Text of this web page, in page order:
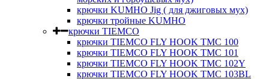
крючки KUMHO Jig ( для джиговых мух)
крючки тройные KUMHO
крючки TIEMCO
крючки ТIEMCO FLY HOOK TMC 100
крючки ТIEMCO FLY HOOK TMC 101
крючки ТIEMCO FLY HOOK TMC 102Y
крючки ТIEMCO FLY HOOK TMC 103BL